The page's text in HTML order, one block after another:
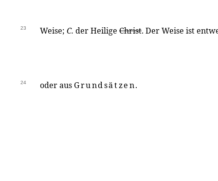
23 Weise; C. der Heilige Christ. Der Weise ist
24 oder aus Grundsätzen.